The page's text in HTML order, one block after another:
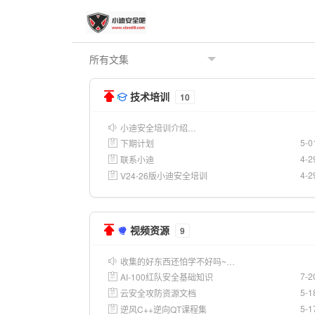
技术培训 10
小迪安全培训介绍…
下期计划
5-
联系小迪
4-
V24-26版小迪安全培训
4-
视频资源 9
收集的好东西还怕学不好吗~…
AI-100红队安全基础知识
7-
云安全攻防资源文档
5-
逆风C++逆向QT课程集
5-